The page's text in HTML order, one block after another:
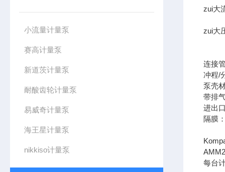
小流量计量泵
赛高计量泵
新道茨计量泵
耐酸齿轮计量泵
易威奇计量泵
海王星计量泵
nikkiso计量泵
zui大
zui大
连接
冲程/
泵壳
带排
进出
隔膜
每台